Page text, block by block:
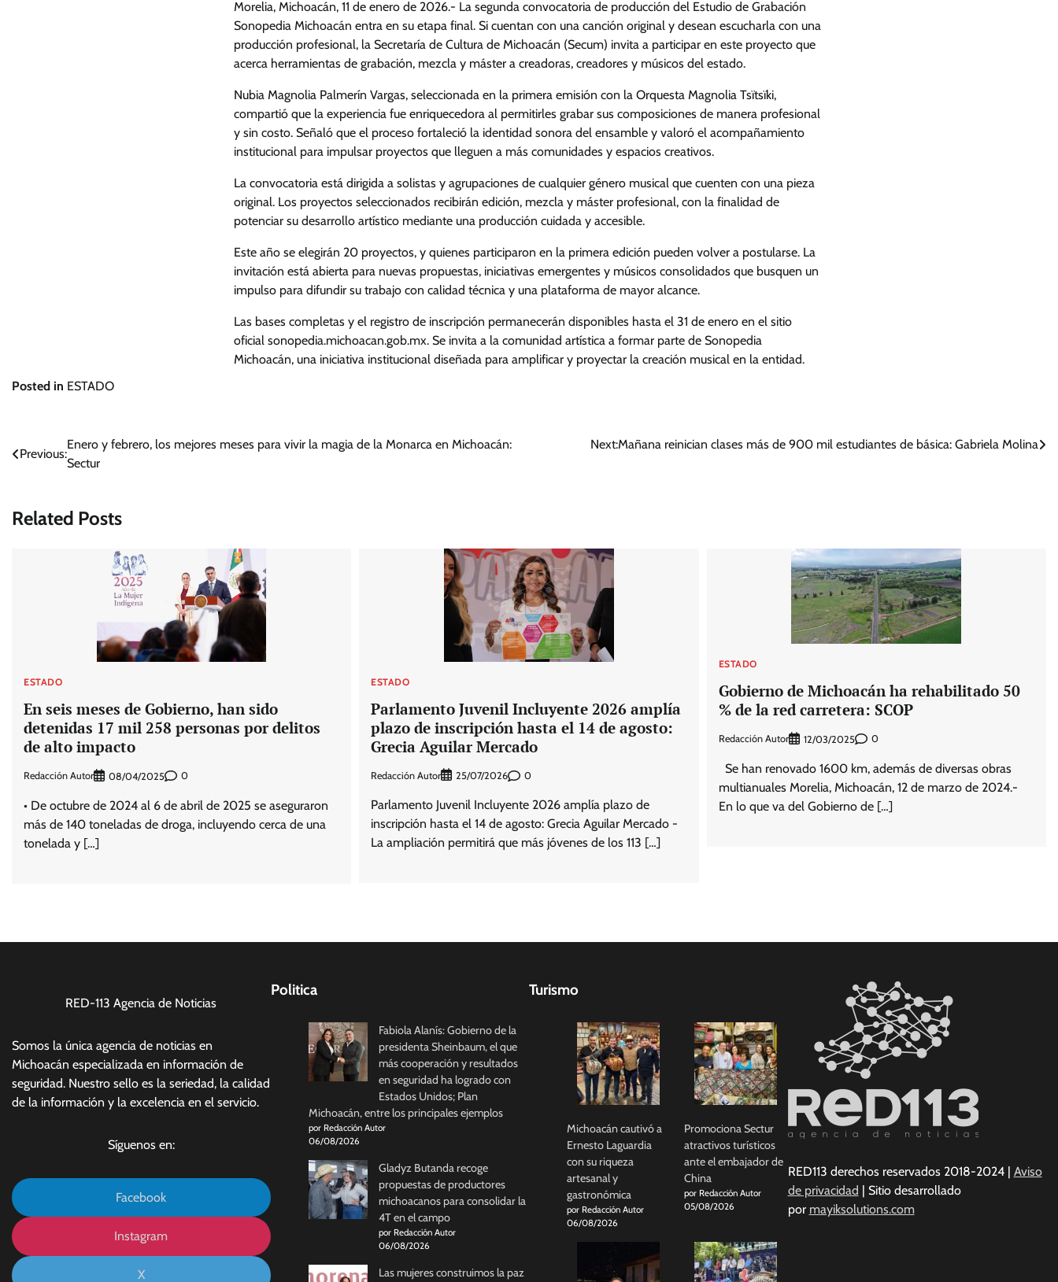
Morelia, Michoacán, 11 de enero de 2026.- La segunda convocatoria de producción del Estudio de Grabación
Sonopedia Michoacán entra en su etapa final. Si cuentan con una canción original y desean escucharla con una
producción profesional, la Secretaría de Cultura de Michoacán (Secum) invita a participar en este proyecto que
acerca herramientas de grabación, mezcla y máster a creadoras, creadores y músicos del estado.
Nubia Magnolia Palmerín Vargas, seleccionada en la primera emisión con la Orquesta Magnolia Tsïtsïki,
compartió que la experiencia fue enriquecedora al permitirles grabar sus composiciones de manera profesional
y sin costo. Señaló que el proceso fortaleció la identidad sonora del ensamble y valoró el acompañamiento
institucional para impulsar proyectos que lleguen a más comunidades y espacios creativos.
La convocatoria está dirigida a solistas y agrupaciones de cualquier género musical que cuenten con una pieza
original. Los proyectos seleccionados recibirán edición, mezcla y máster profesional, con la finalidad de
potenciar su desarrollo artístico mediante una producción cuidada y accesible.
Este año se elegirán 20 proyectos, y quienes participaron en la primera edición pueden volver a postularse. La
invitación está abierta para nuevas propuestas, iniciativas emergentes y músicos consolidados que busquen un
impulso para difundir su trabajo con calidad técnica y una plataforma de mayor alcance.
Las bases completas y el registro de inscripción permanecerán disponibles hasta el 31 de enero en el sitio
oficial sonopedia.michoacan.gob.mx. Se invita a la comunidad artística a formar parte de Sonopedia
Michoacán, una iniciativa institucional diseñada para amplificar y proyectar la creación musical en la entidad.
Posted in ESTADO
Navegación
entradas
Previous:
Enero y febrero, los mejores meses para vivir la magia de la Monarca en Michoacán:
Sectur
Next:Mañana reinician clases más de 900 mil estudiantes de básica: Gabriela Molina
Related Posts
ESTADO
En seis meses de Gobierno, han sido
detenidas 17 mil 258 personas por delitos
de alto impacto
Redacción Autor 08/04/2025 0
• De octubre de 2024 al 6 de abril de 2025 se aseguraron
más de 140 toneladas de droga, incluyendo cerca de una
tonelada y […]
ESTADO
Parlamento Juvenil Incluyente 2026 amplía
plazo de inscripción hasta el 14 de agosto:
Grecia Aguilar Mercado
Redacción Autor 25/07/2026 0
Parlamento Juvenil Incluyente 2026 amplía plazo de
inscripción hasta el 14 de agosto: Grecia Aguilar Mercado -
La ampliación permitirá que más jóvenes de los 113 […]
ESTADO
Gobierno de Michoacán ha rehabilitado 50
% de la red carretera: SCOP
Redacción Autor 12/03/2025 0
Se han renovado 1600 km, además de diversas obras
multianuales Morelia, Michoacán, 12 de marzo de 2024.-
En lo que va del Gobierno de […]
RED-113 Agencia de Noticias
Somos la única agencia de noticias en
Michoacán especializada en información de
seguridad. Nuestro sello es la seriedad, la calidad
de la información y la excelencia en el servicio.
Síguenos en:
Facebook
Instagram
X
Politica
Fabiola Alanís: Gobierno de la
presidenta Sheinbaum, el que
más cooperación y resultados
en seguridad ha logrado con
Estados Unidos; Plan
Michoacán, entre los principales ejemplos
por Redacción Autor
06/08/2026
Gladyz Butanda recoge
propuestas de productores
michoacanos para consolidar la
4T en el campo
por Redacción Autor
06/08/2026
Las mujeres construimos la paz
Turismo
Michoacán cautivó a
Ernesto Laguardia
con su riqueza
artesanal y
gastronómica
por Redacción Autor
06/08/2026
Promociona Sectur
atractivos turísticos
ante el embajador de
China
por Redacción Autor
05/08/2026
RED113 derechos reservados 2018-2024 | Aviso
de privacidad | Sitio desarrollado
por mayiksolutions.com